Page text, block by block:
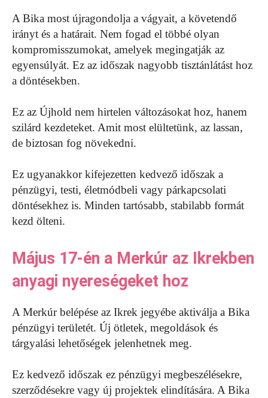
A Bika most újragondolja a vágyait, a követendő
irányt és a határait. Nem fogad el többé olyan
kompromisszumokat, amelyek megingatják az
egyensúlyát. Ez az időszak nagyobb tisztánlátást hoz
a döntésekben.
Ez az Újhold nem hirtelen változásokat hoz, hanem
szilárd kezdeteket. Amit most elültetünk, az lassan,
de biztosan fog növekedni.
Ez ugyanakkor kifejezetten kedvező időszak a
pénzügyi, testi, életmódbeli vagy párkapcsolati
döntésekhez is. Minden tartósabb, stabilabb formát
kezd ölteni.
Május 17-én a Merkúr az Ikrekben
anyagi nyereségeket hoz
A Merkúr belépése az Ikrek jegyébe aktiválja a Bika
pénzügyi területét. Új ötletek, megoldások és
tárgyalási lehetőségek jelenhetnek meg.
Ez kedvező időszak ez pénzügyi megbeszélésekre,
szerződésekre vagy új projektek elindítására. A Bika